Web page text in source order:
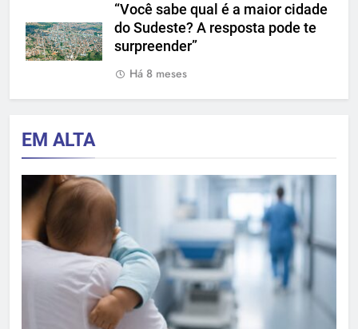
“Você sabe qual é a maior cidade
do Sudeste? A resposta pode te
surpreender”
Há 8 meses
EM ALTA